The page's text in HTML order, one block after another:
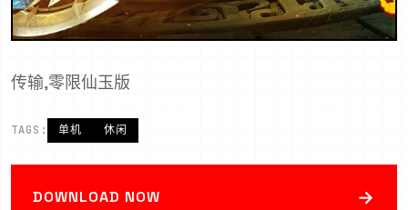
传输,零限仙玉版
TAGS: 单机 休闲
DOWNLOAD NOW →